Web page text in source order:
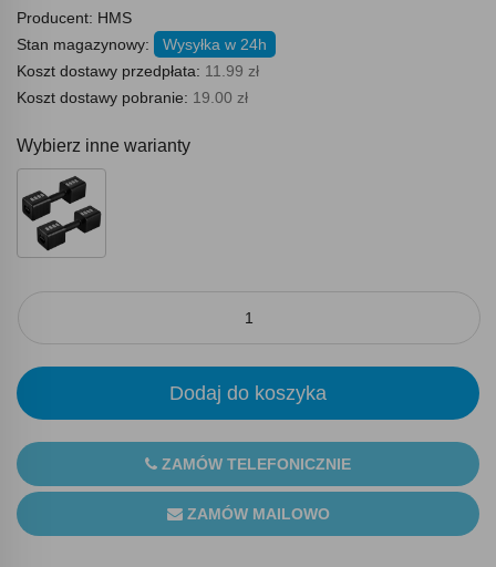
Producent: HMS
Stan magazynowy:
Wysyłka w 24h
Koszt dostawy przedpłata: 11.99 zł
Koszt dostawy pobranie: 19.00 zł
Wybierz inne warianty
Dodaj do koszyka
ZAMÓW TELEFONICZNIE
ZAMÓW MAILOWO